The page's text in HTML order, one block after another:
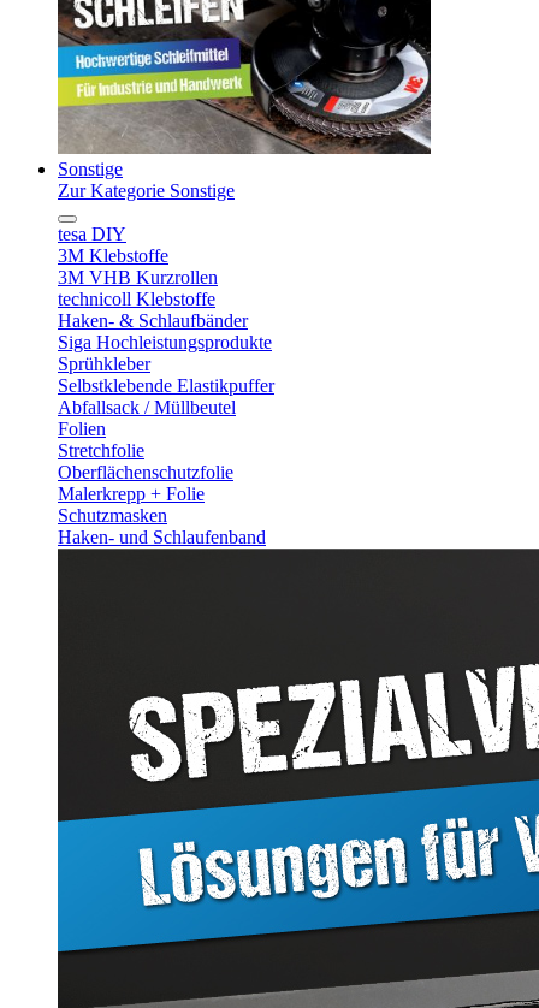
Sonstige
Zur Kategorie Sonstige
tesa DIY
3M Klebstoffe
3M VHB Kurzrollen
technicoll Klebstoffe
Haken- & Schlaufbänder
Siga Hochleistungsprodukte
Sprühkleber
Selbstklebende Elastikpuffer
Abfallsack / Müllbeutel
Folien
Stretchfolie
Oberflächenschutzfolie
Malerkrepp + Folie
Schutzmasken
Haken- und Schlaufenband